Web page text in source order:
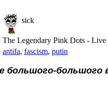
sick
The Legendary Pink Dots -
antifa, fascism, putin
большого-большого